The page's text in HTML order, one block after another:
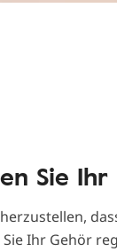
Sie
Ihr Gehör